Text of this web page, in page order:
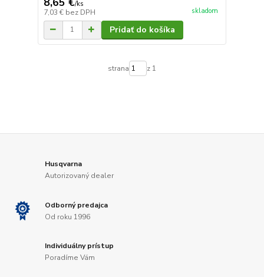
/ks
7,03 € bez DPH skladom
Pridať do košíka
strana z 1
Husqvarna
Autorizovaný dealer
Odborný predajca
Od roku 1996
Individuálny prístup
Poradíme Vám